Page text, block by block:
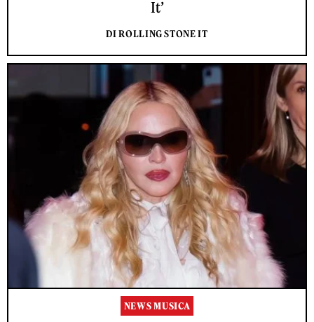
It’
DI ROLLING STONE IT
NEWS MUSICA